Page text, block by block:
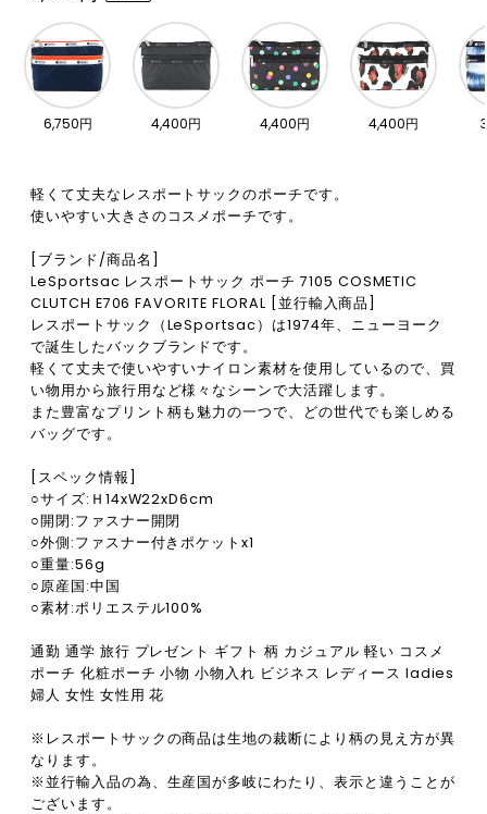
6,750円 4,400円 4,400円 4,400円
軽くて丈夫なレスポートサックのポーチです。
使いやすい大きさのコスメポーチです。
[ブランド/商品名]
LeSportsac レスポートサック ポーチ 7105 COSMETIC
CLUTCH E706 FAVORITE FLORAL [並行輸入商品]
レスポートサック（LeSportsac）は1974年、ニューヨーク
で誕生したバックブランドです。
軽くて丈夫で使いやすいナイロン素材を使用しているので、買
い物用から旅行用など様々なシーンで大活躍します。
また豊富なプリント柄も魅力の一つで、どの世代でも楽しめる
バッグです。
[スペック情報]
○サイズ:Ｈ14xW22xD6cm
○開閉:ファスナー開閉
○外側:ファスナー付きポケットx1
○重量:56g
○原産国:中国
○素材:ポリエステル100%
通勤 通学 旅行 プレゼント ギフト 柄 カジュアル 軽い コスメ
ポーチ 化粧ポーチ 小物 小物入れ ビジネス レディース ladies
婦人 女性 女性用 花
※レスポートサックの商品は生地の裁断により柄の見え方が異
なります。
※並行輸入品の為、生産国が多岐にわたり、表示と違うことが
ございます。